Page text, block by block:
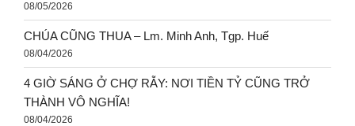
08/05/2026
Người Việt hung dữ
08/05/2026
Nạn đói năm 1945 kinh hoàng đến mức nào?
08/05/2026